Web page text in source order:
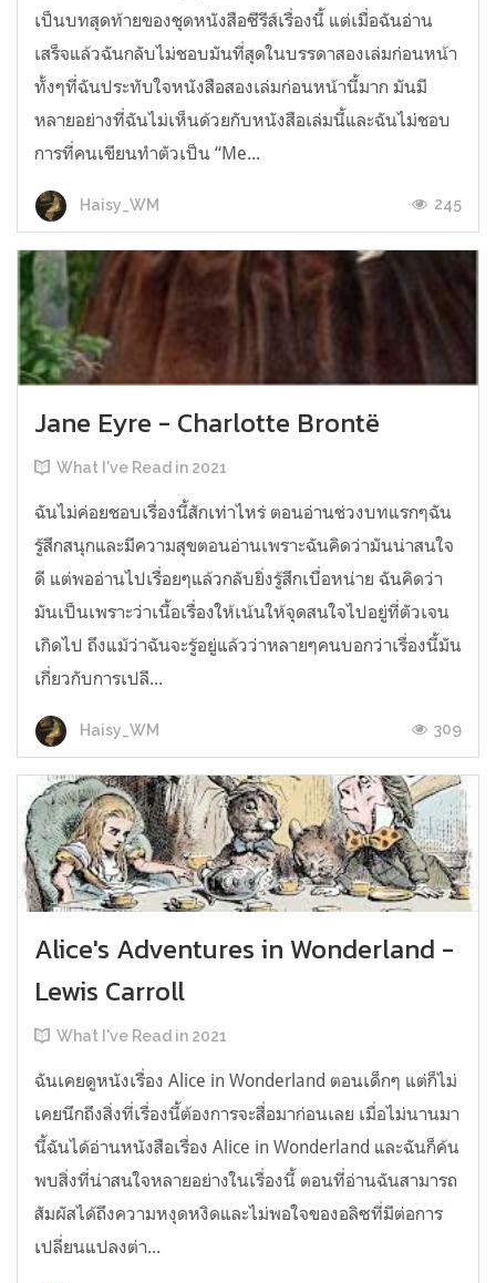
เป็นบทสุดท้ายของชุดหนังสือซีรีส์เรื่องนี้ แต่เมื่อฉันอ่าน
เสร็จแล้วฉันกลับไม่ชอบมันที่สุดในบรรดาสองเล่มก่อนหน้า
ทั้งๆที่ฉันประทับใจหนังสือสองเล่มก่อนหน้านี้มาก มันมี
หลายอย่างที่ฉันไม่เห็นด้วยกับหนังสือเล่มนี้และฉันไม่ชอบ
การที่คนเขียนทำตัวเป็น “Me...
Haisy_WM 245
Jane Eyre - Charlotte Brontë
What I've Read in 2021
ฉันไม่ค่อยชอบเรื่องนี้สักเท่าไหร่ ตอนอ่านช่วงบทแรกๆฉัน
รู้สึกสนุกและมีความสุขตอนอ่านเพราะฉันคิดว่ามันน่าสนใจ
ดี แต่พออ่านไปเรื่อยๆแล้วกลับยิ่งรู้สึกเบื่อหน่าย ฉันคิดว่า
มันเป็นเพราะว่าเนื้อเรื่องให้เน้นให้จุดสนใจไปอยู่ที่ตัวเจน
เกิดไป ถึงแม้ว่าฉันจะรู้อยู่แล้วว่าหลายๆคนบอกว่าเรื่องนี้มัน
เกี่ยวกับการเปลี...
Haisy_WM 309
Alice's Adventures in Wonderland -
Lewis Carroll
What I've Read in 2021
ฉันเคยดูหนังเรื่อง Alice in Wonderland ตอนเด็กๆ แต่ก็ไม่
เคยนึกถึงสิ่งที่เรื่องนี้ต้องการจะสื่อมาก่อนเลย เมื่อไม่นานมา
นี้ฉันได้อ่านหนังสือเรื่อง Alice in Wonderland และฉันก็ค้น
พบสิ่งที่น่าสนใจหลายอย่างในเรื่องนี้ ตอนที่อ่านฉันสามารถ
สัมผัสได้ถึงความหงุดหงิดและไม่พอใจของอลิซที่มีต่อการ
เปลี่ยนแปลงต่า...